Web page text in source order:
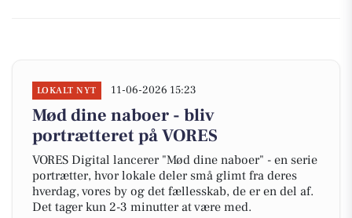
LOKALT NYT 11-06-2026 15:23
Mød dine naboer - bliv
portrætteret på VORES
VORES Digital lancerer "Mød dine naboer" - en serie
portrætter, hvor lokale deler små glimt fra deres
hverdag, vores by og det fællesskab, de er en del af.
Det tager kun 2-3 minutter at være med.